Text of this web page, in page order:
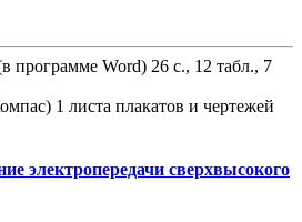
программе Word) 26 с., 12 табл., 7
1 листа плакатов и чертежей
электропередачи сверхвысокого